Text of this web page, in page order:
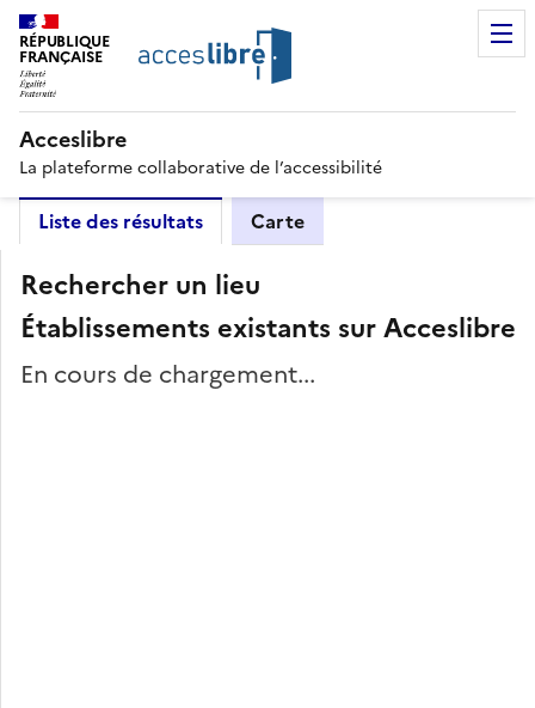
RÉPUBLIQUE
FRANÇAISE
Acceslibre
La plateforme collaborative de l’accessibilité
Liste des résultats Carte
Rechercher un lieu
Établissements existants sur Acceslibre
En cours de chargement...